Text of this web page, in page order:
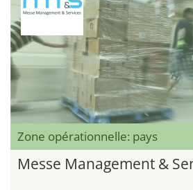
Zone opérationnelle: pays
Messe Management &